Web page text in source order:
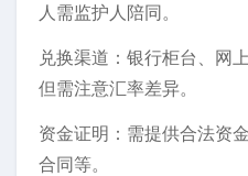
人需监护人陪同。
兑换渠道：银行柜台、网
但需注意汇率差异。
资金证明：需提供合法资
合同等。